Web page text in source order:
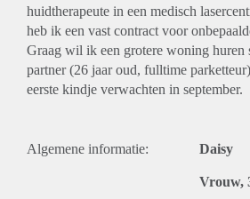
huidtherapeute in een medisch
heb ik een vast contract voor
Graag wil ik een grotere woning huren
partner (26 jaar oud, fulltime
eerste kindje verwachten in september.
Algemene informatie: Daisy
Vrouw,